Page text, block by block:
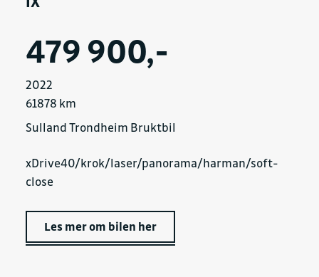
479 900,-
2022
61878 km
Sulland Trondheim Bruktbil
xDrive40/krok/laser/panorama/harman/soft-
close
Les mer om bilen her